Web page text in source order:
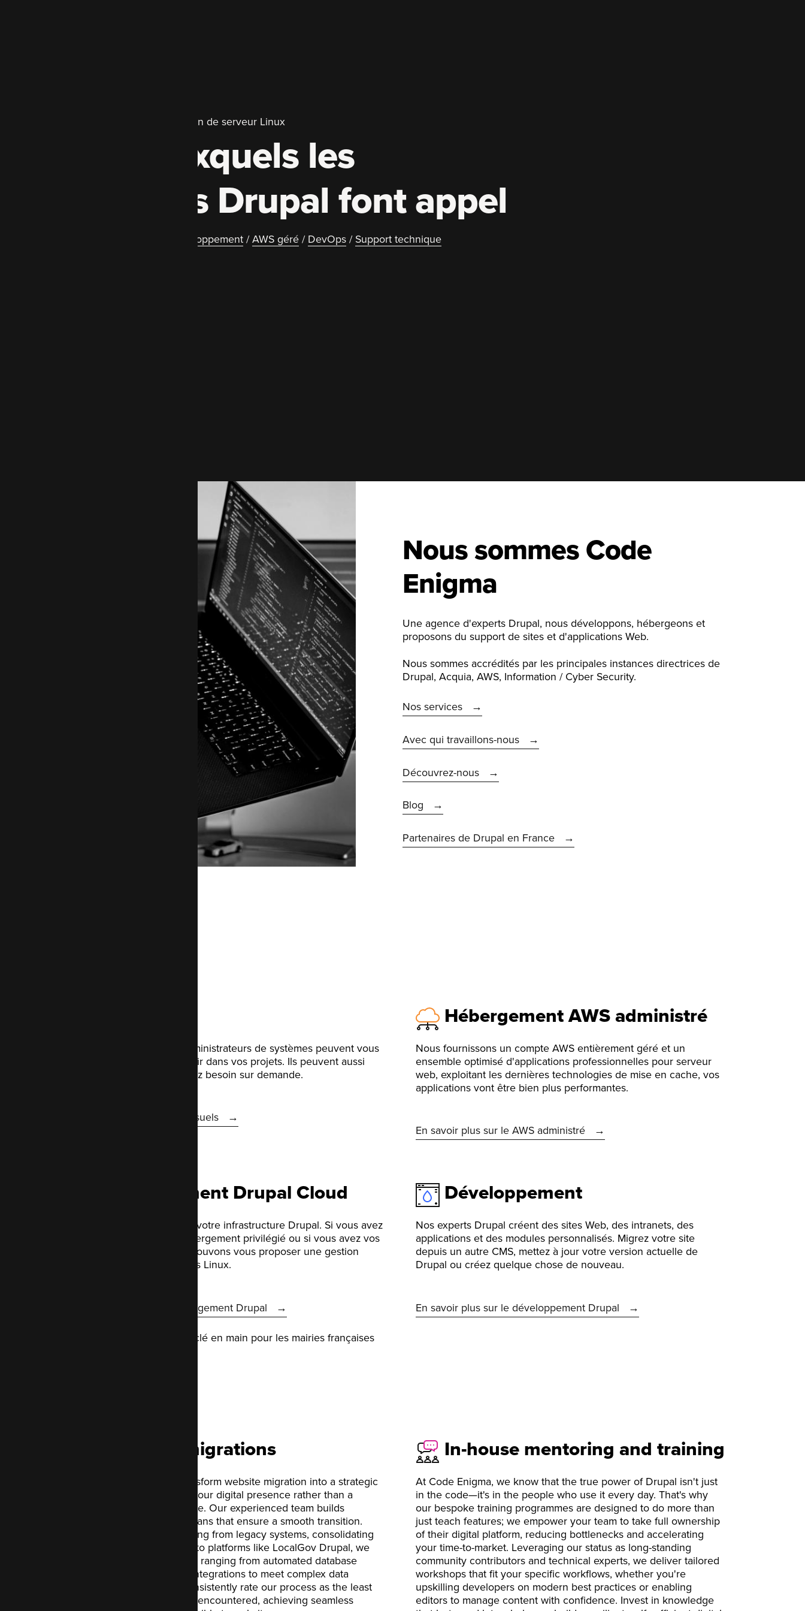
Développement Drupal primé et gestion de serveur Linux
Experts auxquels les
spécialistes Drupal font appel
Développement/AWS géré/ DevOps/ Support technique
Nous sommes Code
Enigma
Une agence d'experts Drupal, nous développons, hébergeons et
proposons du support de sites et d'applications Web.
Nous sommes accrédités par les principales instances directrices de
Drupal, Acquia, AWS, Information / Cyber ​​​​Security.
Nos services
Avec qui travaillons-nous
Découvrez-nous
Blog
Partenaires de Drupal en France
Nos développeurs et administrateurs de systèmes peuvent vous
conseiller et vous soutenir dans vos projets. Ils peuvent aussi
réaliser ce dont vous avez besoin sur demande.
Plus sur nos forfaits mensuels
Hébergement AWS administré
Nous fournissons un compte AWS entièrement géré et un
ensemble optimisé d'applications professionnelles pour serveur
web, exploitant les dernières technologies de mise en cache, vos
applications vont être bien plus performantes.
En savoir plus sur le AWS administré
Hébergement Drupal Cloud
Nous pouvons optimiser votre infrastructure Drupal. Si vous avez
un environnement d'hébergement privilégié ou si vous avez vos
propres serveurs, nous pouvons vous proposer une gestion
complète de vos serveurs Linux.
En savoir plus sur l'hébergement Drupal
LocalGov Drupal, le site clé en main pour les mairies françaises
Développement
Nos experts Drupal créent des sites Web, des intranets, des
applications et des modules personnalisés. Migrez votre site
depuis un autre CMS, mettez à jour votre version actuelle de
Drupal ou créez quelque chose de nouveau.
En savoir plus sur le développement Drupal
Website migrations
At Code Enigma, we transform website migration into a strategic
opportunity to enhance your digital presence rather than a
disruptive technical hurdle. Our experienced team builds
complete, step-by-step plans that ensure a smooth transition.
Whether you are upgrading from legacy systems, consolidating
multiple sites, or moving to platforms like LocalGov Drupal, we
utilise flexible techniques ranging from automated database
transfers to custom API integrations to meet complex data
requirements. Clients consistently rate our process as the least
painful migration they've encountered, achieving seamless
In-house mentoring and training
At Code Enigma, we know that the true power of Drupal isn't just
in the code—it's in the people who use it every day. That's why
our bespoke training programmes are designed to do more than
just teach features; we empower your team to take full ownership
of their digital platform, reducing bottlenecks and accelerating
your time-to-market. Leveraging our status as long-standing
community contributors and technical experts, we deliver tailored
workshops that fit your specific workflows, whether you're
upskilling developers on modern best practices or enabling
editors to manage content with confidence. Invest in knowledge